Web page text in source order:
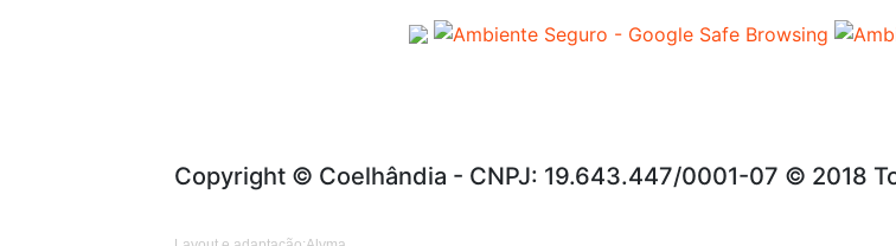
Copyright © Coelhândia - CNPJ: 19.643.447/0001-07 © 2018